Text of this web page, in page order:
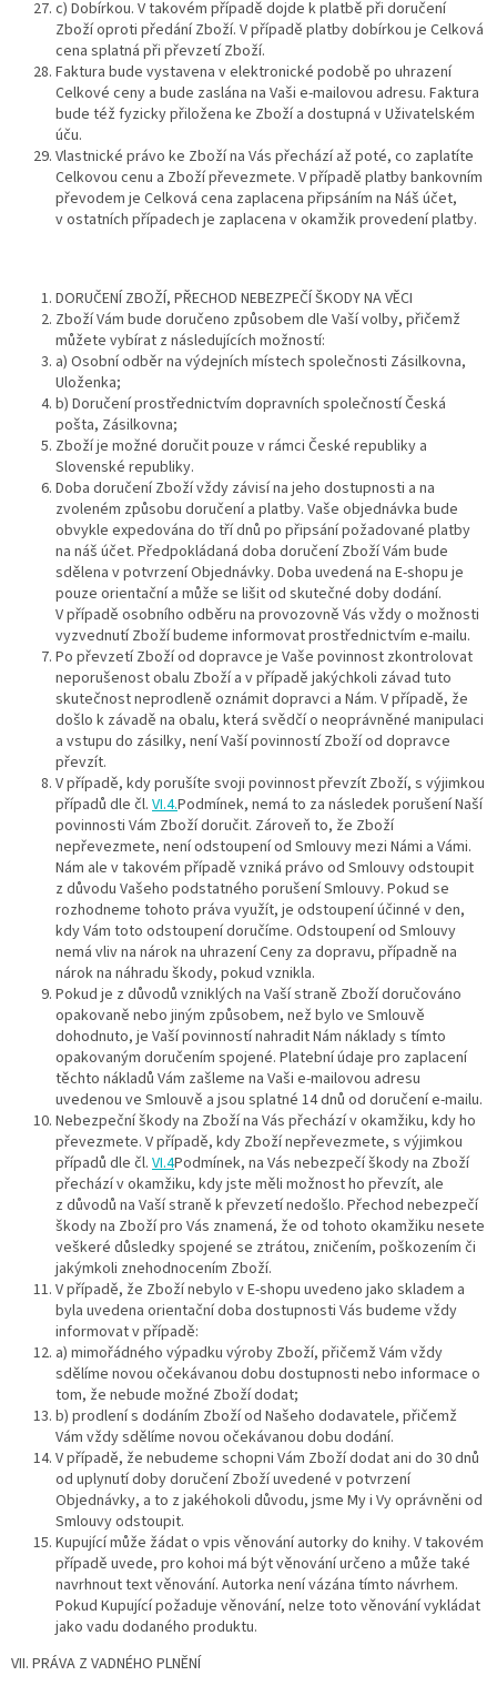
c) Dobírkou. V takovém případě dojde k platbě při doručení
Zboží oproti předání Zboží. V případě platby dobírkou je Celková
cena splatná při převzetí Zboží.
Faktura bude vystavena v elektronické podobě po uhrazení
Celkové ceny a bude zaslána na Vaši e-mailovou adresu. Faktura
bude též fyzicky přiložena ke Zboží a dostupná v Uživatelském
úču.
Vlastnické právo ke Zboží na Vás přechází až poté, co zaplatíte
Celkovou cenu a Zboží převezmete. V případě platby bankovním
převodem je Celková cena zaplacena připsáním na Náš účet,
v ostatních případech je zaplacena v okamžik provedení platby.
DORUČENÍ ZBOŽÍ, PŘECHOD NEBEZPEČÍ ŠKODY NA VĚCI
Zboží Vám bude doručeno způsobem dle Vaší volby, přičemž
můžete vybírat z následujících možností:
a) Osobní odběr na výdejních místech společnosti Zásilkovna,
Uloženka;
b) Doručení prostřednictvím dopravních společností Česká
pošta, Zásilkovna;
Zboží je možné doručit pouze v rámci České republiky a
Slovenské republiky.
Doba doručení Zboží vždy závisí na jeho dostupnosti a na
zvoleném způsobu doručení a platby. Vaše objednávka bude
obvykle expedována do tří dnů po připsání požadované platby
na náš účet. Předpokládaná doba doručení Zboží Vám bude
sdělena v potvrzení Objednávky. Doba uvedená na E-shopu je
pouze orientační a může se lišit od skutečné doby dodání.
V případě osobního odběru na provozovně Vás vždy o možnosti
vyzvednutí Zboží budeme informovat prostřednictvím e-mailu.
Po převzetí Zboží od dopravce je Vaše povinnost zkontrolovat
neporušenost obalu Zboží a v případě jakýchkoli závad tuto
skutečnost neprodleně oznámit dopravci a Nám. V případě, že
došlo k závadě na obalu, která svědčí o neoprávněné manipulaci
a vstupu do zásilky, není Vaší povinností Zboží od dopravce
převzít.
V případě, kdy porušíte svoji povinnost převzít Zboží, s výjimkou
případů dle čl. VI.4.Podmínek, nemá to za následek porušení Naší
povinnosti Vám Zboží doručit. Zároveň to, že Zboží
nepřevezmete, není odstoupení od Smlouvy mezi Námi a Vámi.
Nám ale v takovém případě vzniká právo od Smlouvy odstoupit
z důvodu Vašeho podstatného porušení Smlouvy. Pokud se
rozhodneme tohoto práva využít, je odstoupení účinné v den,
kdy Vám toto odstoupení doručíme. Odstoupení od Smlouvy
nemá vliv na nárok na uhrazení Ceny za dopravu, případně na
nárok na náhradu škody, pokud vznikla.
Pokud je z důvodů vzniklých na Vaší straně Zboží doručováno
opakovaně nebo jiným způsobem, než bylo ve Smlouvě
dohodnuto, je Vaší povinností nahradit Nám náklady s tímto
opakovaným doručením spojené. Platební údaje pro zaplacení
těchto nákladů Vám zašleme na Vaši e-mailovou adresu
uvedenou ve Smlouvě a jsou splatné 14 dnů od doručení e-mailu.
Nebezpeční škody na Zboží na Vás přechází v okamžiku, kdy ho
převezmete. V případě, kdy Zboží nepřevezmete, s výjimkou
případů dle čl. VI.4Podmínek, na Vás nebezpečí škody na Zboží
přechází v okamžiku, kdy jste měli možnost ho převzít, ale
z důvodů na Vaší straně k převzetí nedošlo. Přechod nebezpečí
škody na Zboží pro Vás znamená, že od tohoto okamžiku nesete
veškeré důsledky spojené se ztrátou, zničením, poškozením či
jakýmkoli znehodnocením Zboží.
V případě, že Zboží nebylo v E-shopu uvedeno jako skladem a
byla uvedena orientační doba dostupnosti Vás budeme vždy
informovat v případě:
a) mimořádného výpadku výroby Zboží, přičemž Vám vždy
sdělíme novou očekávanou dobu dostupnosti nebo informace o
tom, že nebude možné Zboží dodat;
b) prodlení s dodáním Zboží od Našeho dodavatele, přičemž
Vám vždy sdělíme novou očekávanou dobu dodání.
V případě, že nebudeme schopni Vám Zboží dodat ani do 30 dnů
od uplynutí doby doručení Zboží uvedené v potvrzení
Objednávky, a to z jakéhokoli důvodu, jsme My i Vy oprávněni od
Smlouvy odstoupit.
Kupující může žádat o vpis věnování autorky do knihy. V takovém
případě uvede, pro kohoi má být věnování určeno a může také
navrhnout text věnování. Autorka není vázána tímto návrhem.
Pokud Kupující požaduje věnování, nelze toto věnování vykládat
jako vadu dodaného produktu.
VII. PRÁVA Z VADNÉHO PLNĚNÍ